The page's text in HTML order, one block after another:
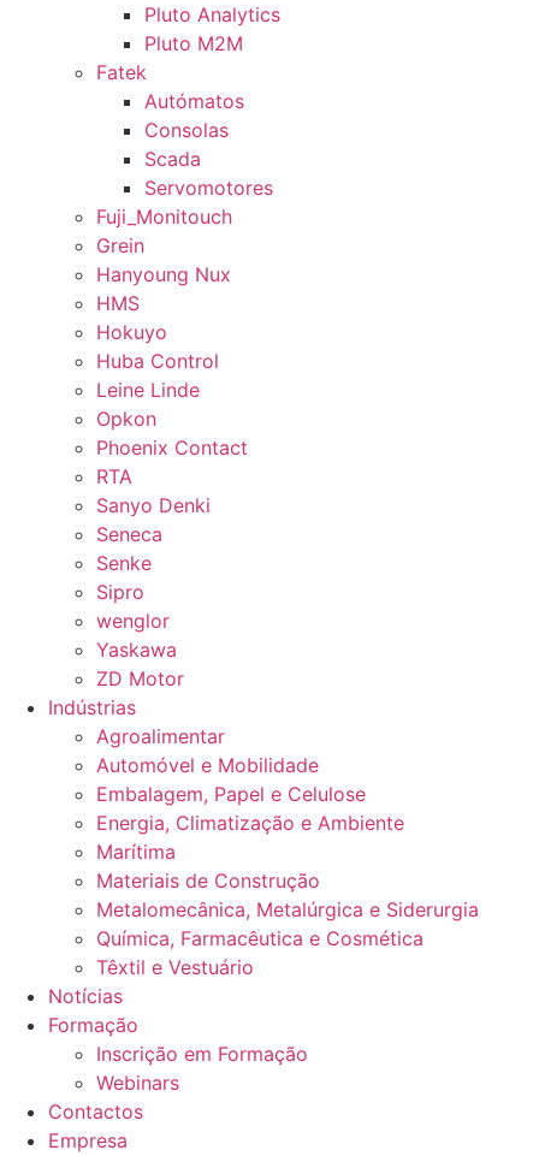
Pluto Analytics
Pluto M2M
Fatek
Autómatos
Consolas
Scada
Servomotores
Fuji_Monitouch
Grein
Hanyoung Nux
HMS
Hokuyo
Huba Control
Leine Linde
Opkon
Phoenix Contact
RTA
Sanyo Denki
Seneca
Senke
Sipro
wenglor
Yaskawa
ZD Motor
Indústrias
Agroalimentar
Automóvel e Mobilidade
Embalagem, Papel e Celulose
Energia, Climatização e Ambiente
Marítima
Materiais de Construção
Metalomecânica, Metalúrgica e Siderurgia
Química, Farmacêutica e Cosmética
Têxtil e Vestuário
Notícias
Formação
Inscrição em Formação
Webinars
Contactos
Empresa